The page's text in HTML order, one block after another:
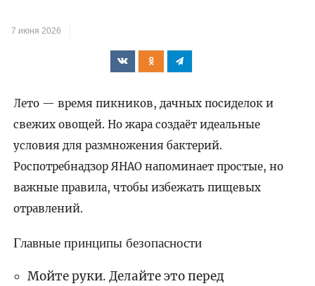
7 июня 2026
Лето — время пикников, дачных посиделок и
свежих овощей. Но жара создаёт идеальные
условия для размножения бактерий.
Роспотребнадзор ЯНАО напоминает простые, но
важные правила, чтобы избежать пищевых
отравлений.
Главные принципы безопасности
Мойте руки. Делайте это перед